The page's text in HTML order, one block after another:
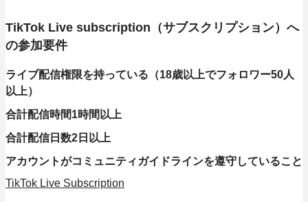
TikTok Live subscription（サブスクリプション）へ
の参加要件
ライブ配信権限を持っている（18歳以上でフォロワー50人
以上）
合計配信時間1時間以上
合計配信日数2日以上
アカウントがコミュニティガイドラインを遵守していること
TikTok Live Subscription